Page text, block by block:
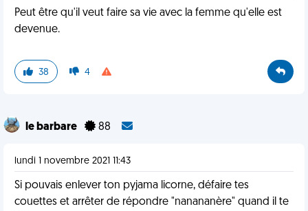
Peut être qu'il veut faire sa vie avec la femme qu'elle est
devenue.
38 4
le barbare 88
lundi 1 novembre 2021 11:43
Si pouvais enlever ton pyjama licorne, défaire tes
couettes et arrêter de répondre "nanananère" quand il te